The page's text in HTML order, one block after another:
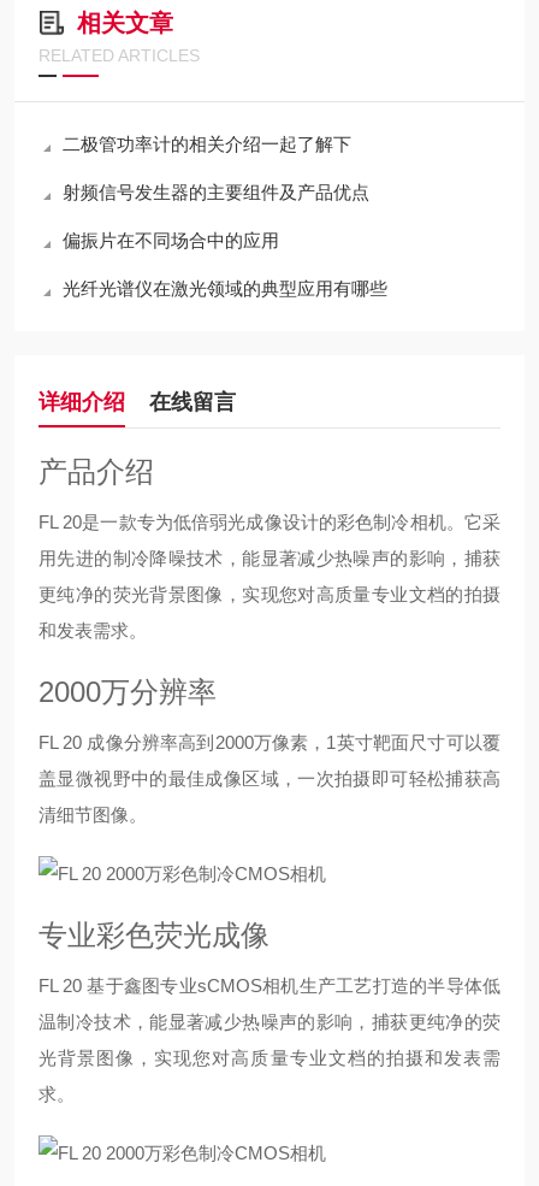
相关文章
RELATED ARTICLES
二极管功率计的相关介绍一起了解下
射频信号发生器的主要组件及产品优点
偏振片在不同场合中的应用
光纤光谱仪在激光领域的典型应用有哪些
详细介绍 在线留言
产品介绍
FL 20是一款专为低倍弱光成像设计的彩色制冷相机。它采
用先进的制冷降噪技术，能显著减少热噪声的影响，捕获
更纯净的荧光背景图像，实现您对高质量专业文档的拍摄
和发表需求。
2000万分辨率
FL 20 成像分辨率高到2000万像素，1英寸靶面尺寸可以覆
盖显微视野中的最佳成像区域，一次拍摄即可轻松捕获高
清细节图像。
专业彩色荧光成像
FL 20 基于鑫图专业sCMOS相机生产工艺打造的半导体低
温制冷技术，能显著减少热噪声的影响，捕获更纯净的荧
光背景图像，实现您对高质量专业文档的拍摄和发表需
求。